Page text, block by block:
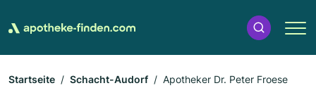
Startseite Schacht-Audorf Apotheker Dr. Peter Froese